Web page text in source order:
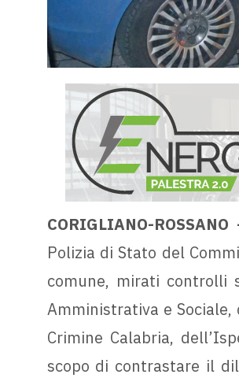
CORIGLIANO-ROSSANO
Polizia di Stato del
comune, mirati controlli
Amministrativa e Sociale,
Crimine Calabria,
scopo di contrastare il